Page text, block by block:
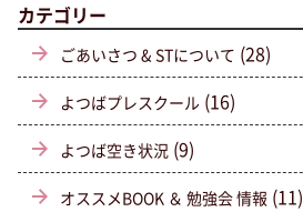
カテゴリー
ごあいさつ & STについて (28)
よつばプレスクール (16)
よつば空き状況 (9)
オススメBOOK ＆ 勉強会 情報 (11)